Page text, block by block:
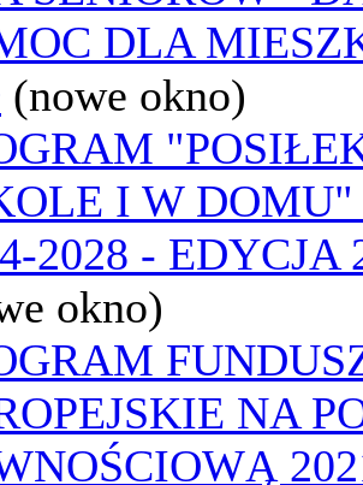
DLA
(nowe okno)
I W
2028 - EDYCJA
okno)
NA